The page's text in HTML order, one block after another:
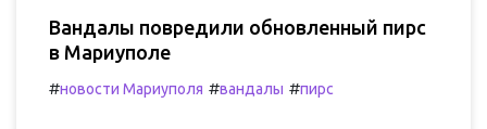
Вандалы повредили обновленный пирс
в Мариуполе
#новости Мариуполя #вандалы #пирс